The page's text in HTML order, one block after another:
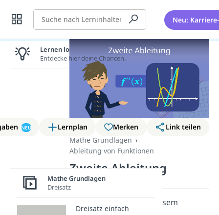
Suche Neu:
NEU Lernplan Merken
Link teilen
Mathe Grundlagen
Ableitung von Funktionen
Zweite Ableitung
Wichtige Inhalte in diesem
Lernen lohnt sich!
Entdecke hier deine Chancen.
Mathe Grundlagen
Dreisatz
Dreisatz einfach